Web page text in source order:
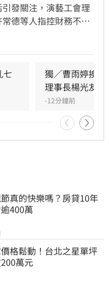
發關注，演藝工會理
德等人指控財務不透
演藝圈軒然大波。針
會林立現象混亂，強調
協會運作順利，不願捲
權益與財務管理的爭
讓演藝圈內部矛盾浮上
護制度的結構性問
論。
七
獨／曹雨婷挨
理事長楊光友開
-12分鐘前
真的快樂嗎？房貸10年
400萬
格鬆動！台北之星單坪
萬元